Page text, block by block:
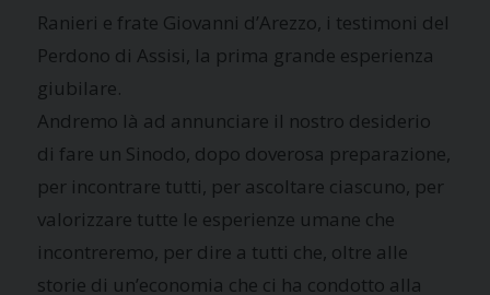
Ranieri e frate Giovanni d’Arezzo, i testimoni del
Perdono di Assisi, la prima grande esperienza
giubilare.
Andremo là ad annunciare il nostro desiderio
di fare un Sinodo, dopo doverosa preparazione,
per incontrare tutti, per ascoltare ciascuno, per
valorizzare tutte le esperienze umane che
incontreremo, per dire a tutti che, oltre alle
storie di un’economia che ci ha condotto alla